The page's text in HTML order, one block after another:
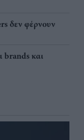
δεν φέρνουν
brands και